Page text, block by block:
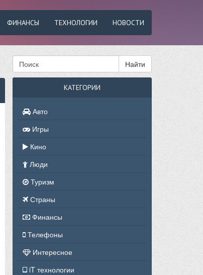
ФИНАНСЫ ТЕХНОЛОГИИ НОВОСТИ
Найти
КАТЕГОРИИ
Авто
Игры
Кино
Люди
Туризм
Страны
Финансы
Телефоны
Интересное
iT технологии